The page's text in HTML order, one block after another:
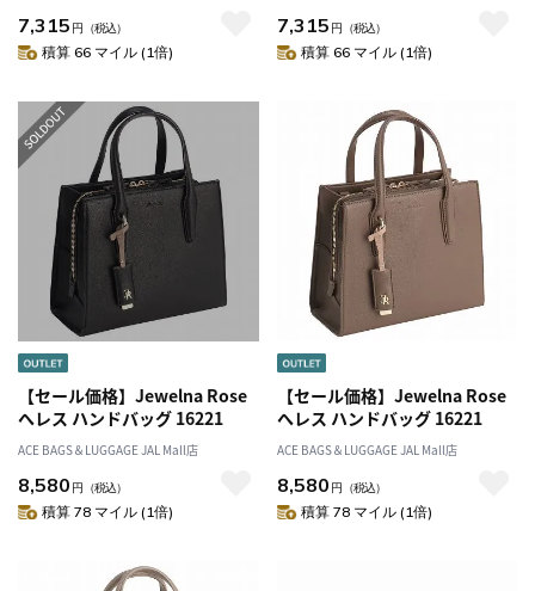
7,315 円 （税込）
積算 66 マイル (1倍)
7,315 円 （税込）
積算 66 マイル (1倍)
【セール価格】Jewelna Rose
へレス ハンドバッグ 16221
ACE BAGS＆LUGGAGE JAL Mall店
8,580 円 （税込）
積算 78 マイル (1倍)
【セール価格】Jewelna Rose
へレス ハンドバッグ 16221
ACE BAGS＆LUGGAGE JAL Mall店
8,580 円 （税込）
積算 78 マイル (1倍)